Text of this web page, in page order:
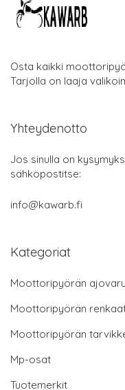
Osta kaikki
Tarjolla on laaja
Yhteydenotto
Jos sinulla on
sähköpostitse:
info@kawarb.fi
Kategoriat
Moottoripyörän
Moottoripyörän
Moottoripyörän
Mp-osat
Tuotemerkit